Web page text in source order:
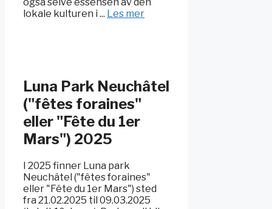
lokale kulturen i ... Les mer
Luna Park Neuchâtel
("fêtes foraines"
eller "Fête du 1er
Mars") 2025
I 2025 finner Luna park
Neuchâtel ("fêtes foraines"
eller "Fête du 1er Mars") sted
fra 21.02.2025 til 09.03.2025